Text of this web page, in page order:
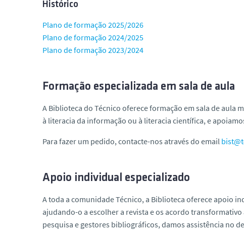
Histórico
Plano de formação 2025/2026
Plano de formação 2024/2025
Plano de formação 2023/2024
Formação especializada em sala de aula
A Biblioteca do Técnico oferece formação em sala de aula
à literacia da informação ou à literacia científica, e
Para fazer um pedido, contacte-nos através do email
Apoio individual especializado
A toda a comunidade Técnico, a Biblioteca oferece apoio
ajudando-o a escolher a revista e os acordo
pesquisa e gestores bibliográficos, damos assistência no